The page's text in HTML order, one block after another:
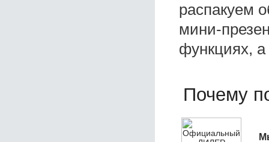
распакуем
мини-
функциях,
Почему